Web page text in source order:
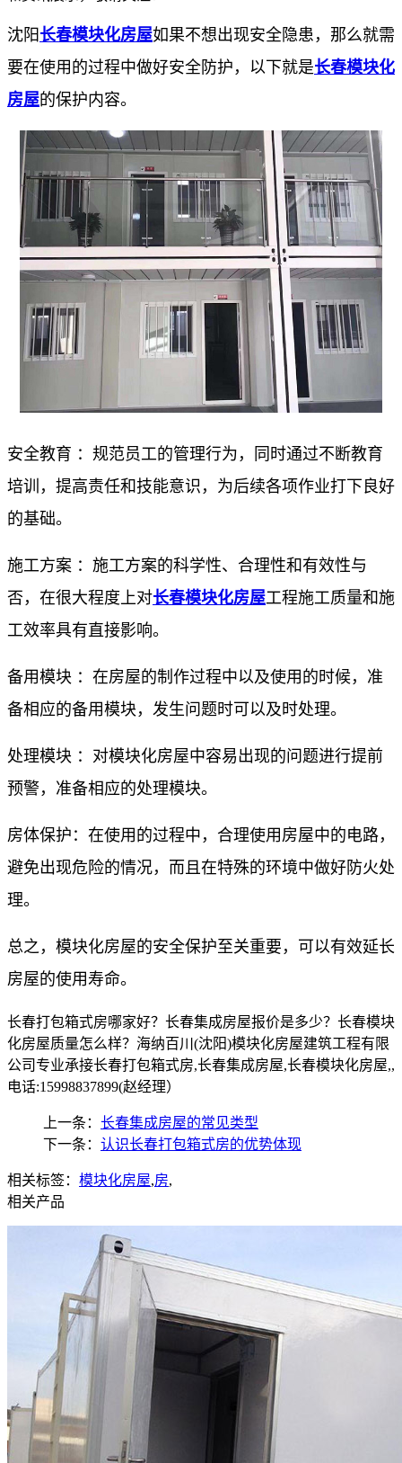
沈阳 长春模块化房屋如果不想出现安全隐患，那么就需
要在使用的过程中做好安全防护，以下就是长春模块化
房屋的保护内容。
安全教育 ：规范员工的管理行为，同时通过不断教育
培训，提高责任和技能意识，为后续各项作业打下良好
的基础。
施工方案 ：施工方案的科学性、合理性和有效性与
否，在很大程度上对长春模块化房屋工程施工质量和施
工效率具有直接影响。
备用模块 ：在房屋的制作过程中以及使用的时候，准
备相应的备用模块，发生问题时可以及时处理。
处理模块 ：对模块化房屋中容易出现的问题进行提前
预警，准备相应的处理模块。
房体保护：在使用的过程中，合理使用房屋中的电路，
避免出现危险的情况，而且在特殊的环境中做好防火处
理。
总之，模块化房屋的安全保护至关重要，可以有效延长
房屋的使用寿命。
长春打包箱式房哪家好？长春集成房屋报价是多少？长春模块
化房屋质量怎么样？海纳百川(沈阳)模块化房屋建筑工程有限
公司专业承接长春打包箱式房,长春集成房屋,长春模块化房屋,,
电话:15998837899(赵经理）
上一条： 长春集成房屋的常见类型
下一条： 认识长春打包箱式房的优势体现
相关标签： 模块化房屋,房,
相关产品